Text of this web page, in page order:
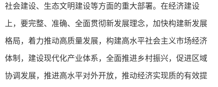
社会建设、生态文明建设等方面的重大部署。在经济建设
上，要完整、准确、全面贯彻新发展理念，加快构建新发展
格局，着力推动高质量发展，构建高水平社会主义市场经济
体制，建设现代化产业体系，全面推进乡村振兴，促进区域
协调发展，推进高水平对外开放，推动经济实现质的有效提